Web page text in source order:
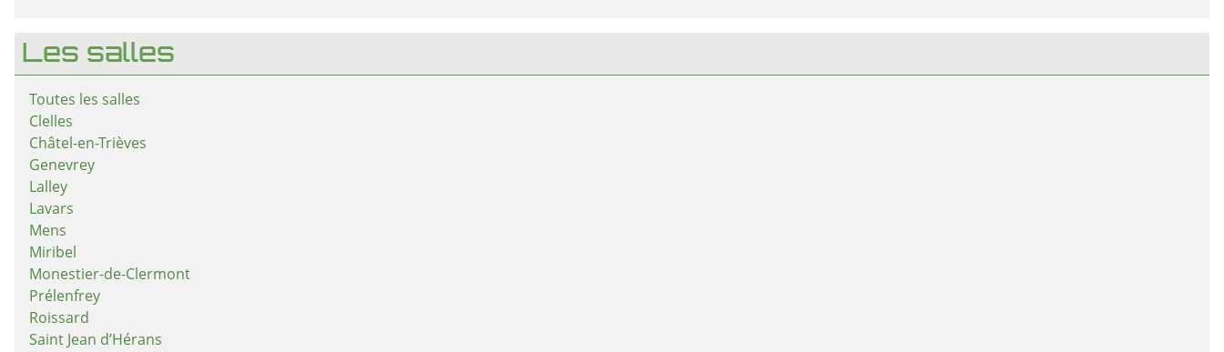
Les salles
Toutes les salles
Clelles
Châtel-en-Trièves
Genevrey
Lalley
Lavars
Mens
Miribel
Monestier-de-Clermont
Prélenfrey
Roissard
Saint Jean d’Hérans